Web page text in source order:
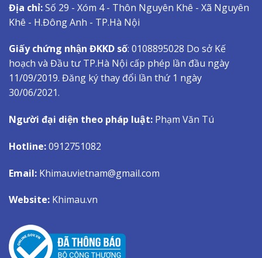
Địa chỉ:Số 29 - Xóm 4 - Thôn Nguyên Khê - Xã Nguyên
Khê - H.Đông Anh - TP.Hà Nội
Giấy chứng nhận ĐKKD số: 0108895028 Do sở Kế
hoạch và Đầu tư TP.Hà Nội cấp phép lần đầu ngày
11/09/2019. Đăng ký thay đổi lần thứ 1 ngày
30/06/2021.
Người đại diện theo pháp luật: Phạm Văn Tú
Hotline:0912751082
Email: Khimauvietnam@gmail.com
Website: Khimau.vn